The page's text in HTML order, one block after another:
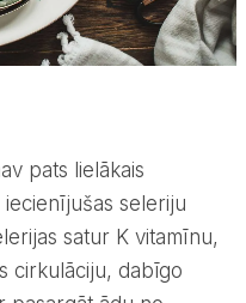
seleriju
satur K vitamīnu,
cirkulāciju, dabīgo